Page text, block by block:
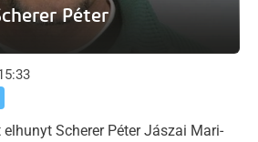
Péter
Scherer Péter Jászai Mari-